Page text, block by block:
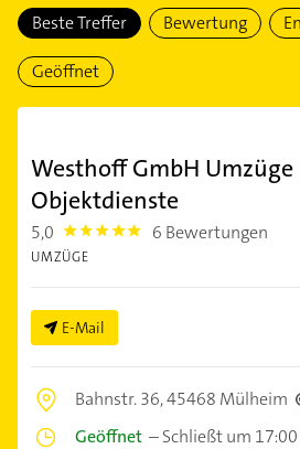
Beste Treffer Bewertung
Geöffnet
Westhoff GmbH
Objektdienste
5,0 5.0 6 Bewertungen
UMZÜGE
E-Mail
Bahnstr. 36,45468 Mülheim
Geöffnet –Schließt um 17:00